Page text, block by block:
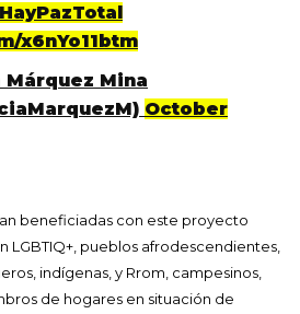
x6nYo11btm
Márquez Mina
October
beneficiadas con este proyecto
LGBTIQ+, pueblos afrodescendientes,
indígenas, y Rrom, campesinos,
de hogares en situación de